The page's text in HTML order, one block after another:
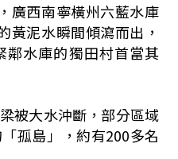
廣西南寧橫州六藍水庫
黃泥水瞬間傾瀉而出，
鄰水庫的獨田村首當其
被大水沖斷，部分區域
孤島」，約有200多名